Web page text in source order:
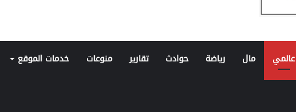
عالمي مال رياضة حوادث تقارير منوعات خدمات الموقع